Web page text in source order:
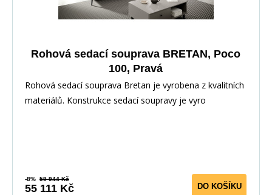
Rohová sedací souprava BRETAN, Poco
100, Pravá
Rohová sedací souprava Bretan je vyrobena z kvalitních
materiálů. Konstrukce sedací soupravy je vyro
-8% 59 944 Kč
55 111 Kč DO KOŠÍKU